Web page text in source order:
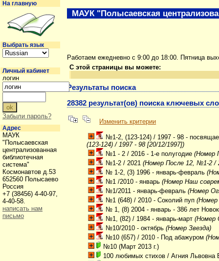
Работаем ежедневно с 9:00 до 18:00. Пятница
С этой страницы вы можете:
Результаты поиска
28382 результат(ов) поиска ключевых
Изменить критерии
№1-2, (123-124) / 1997 - 98 -
(123-124) / 1997 - 98 [20/12/1997])
№1 - 2 / 2016 - 1-е полугодие (Номер
№1-2 / 2021 (Номер После 12, №1-2 /
№ 1-2, (3) 1996 - январь-февраль
№1 /2010 - январь (Номер Наш
№1/2011 - январь-февраль (Номер
№1 (648) / 2010 - Соколий пуп
№ 1, (8) 2004 - январь - 386 лет
№1, (82) / 1984 - январь-март (Номер
№10/2010 - октябрь (Номер Звезда)
№10 (657) / 2010 - Под абажуром
№10 (Март 2013 г.)
100 любимых стихов / Агния Львовна
МАУК "Полысаевская
На главную
Выбрать язык
Личный кабинет
логин
Забыли пароль?
Адрес
МАУК
"Полысаевская
централизованная
библиотечная
система"
Космонавтов д.53
652560 Полысаево
Россия
+7 (38456) 4-40-97,
4-40-58.
написать нам
письмо